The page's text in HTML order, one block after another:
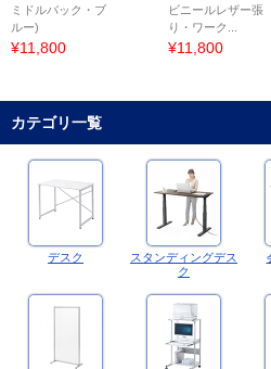
ミドルバック・ブ
ルー)
¥11,800
ビニールレザー張
り・ワーク...
¥11,800
カテゴリ一覧
デスク
スタンディングデス
ク